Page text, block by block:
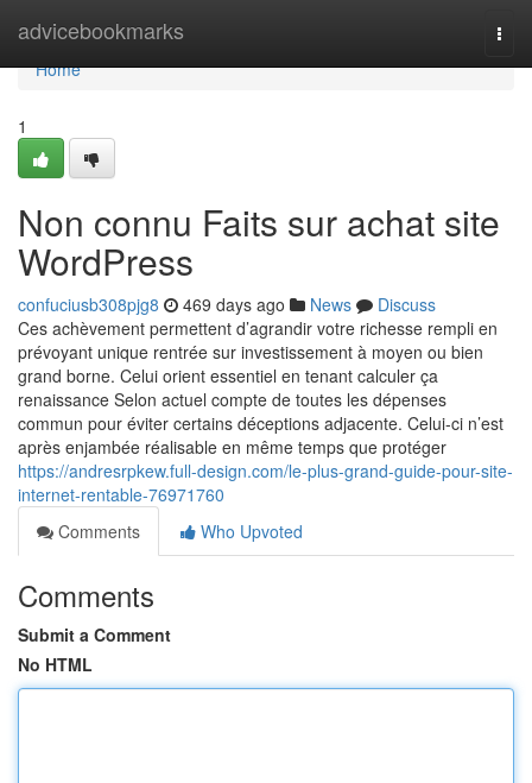
advicebookmarks
Home
Home
1
Non connu Faits sur achat site
WordPress
confuciusb308pjg8 469 days ago News
Discuss
Ces achèvement permettent d’agrandir votre richesse rempli en
prévoyant unique rentrée sur investissement à moyen ou bien
grand borne. Celui orient essentiel en tenant calculer ça
renaissance Selon actuel compte de toutes les dépenses
commun pour éviter certains déceptions adjacente. Celui-ci n’est
après enjambée réalisable en même temps que protéger
https://andresrpkew.full-design.com/le-plus-grand-guide-pour-site-
internet-rentable-76971760
Comments
Who Upvoted
Comments
Submit a Comment
No HTML